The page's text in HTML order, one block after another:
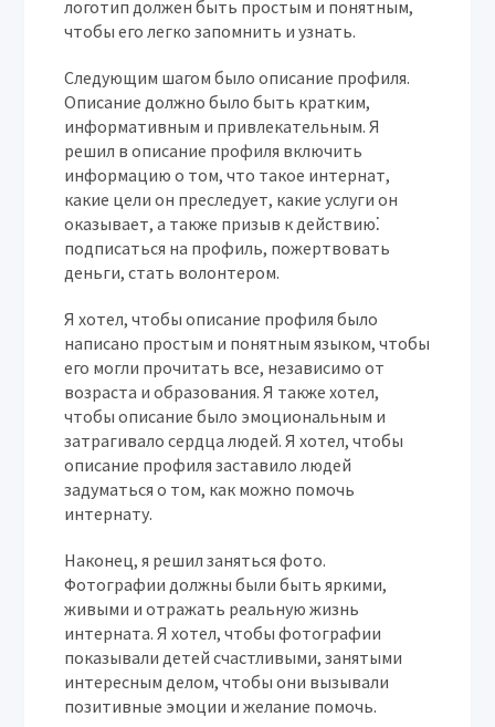
логотип должен быть простым и понятным,
чтобы его легко запомнить и узнать.
Следующим шагом было описание профиля.
Описание должно было быть кратким,
информативным и привлекательным. Я
решил в описание профиля включить
информацию о том, что такое интернат,
какие цели он преследует, какие услуги он
оказывает, а также призыв к действию⁚
подписаться на профиль, пожертвовать
деньги, стать волонтером.
Я хотел, чтобы описание профиля было
написано простым и понятным языком, чтобы
его могли прочитать все, независимо от
возраста и образования. Я также хотел,
чтобы описание было эмоциональным и
затрагивало сердца людей. Я хотел, чтобы
описание профиля заставило людей
задуматься о том, как можно помочь
интернату.
Наконец, я решил заняться фото.
Фотографии должны были быть яркими,
живыми и отражать реальную жизнь
интерната. Я хотел, чтобы фотографии
показывали детей счастливыми, занятыми
интересным делом, чтобы они вызывали
позитивные эмоции и желание помочь.